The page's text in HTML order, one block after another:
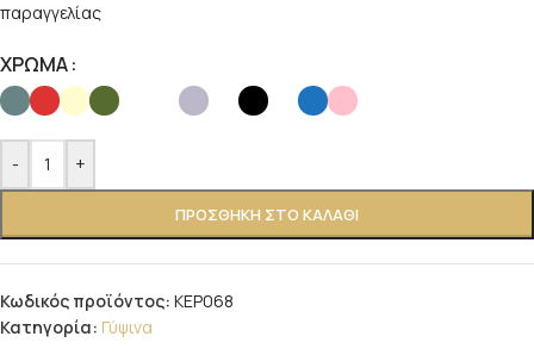
παραγγελίας
ΧΡΩΜΑ
- +
ΠΡΟΣΘΉΚΗ ΣΤΟ ΚΑΛΆΘΙ
Κωδικός προϊόντος: ΚΕΡ068
Κατηγορία: Γύψινα